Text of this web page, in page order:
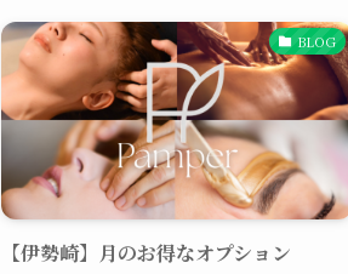
BLOG
【伊勢崎】月のお得なオプション